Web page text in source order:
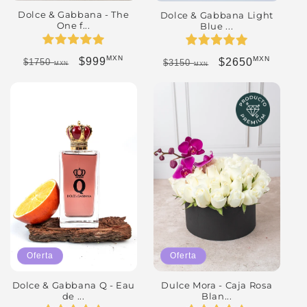
Dolce & Gabbana - The
One f...
Precio habitual
$1750MXN Precio de oferta
$999MXN
Dolce & Gabbana Light
Blue ...
Precio habitual
$3150MXN Precio de oferta
$2650MXN
Oferta
Dolce & Gabbana Q - Eau
de ...
Oferta
Dulce Mora - Caja Rosa
Blan...